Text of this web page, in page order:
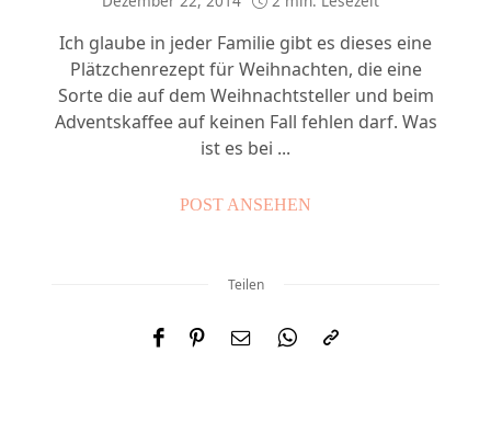
Ich glaube in jeder Familie gibt es dieses eine
Plätzchenrezept für Weihnachten, die eine
Sorte die auf dem Weihnachtsteller und beim
Adventskaffee auf keinen Fall fehlen darf. Was
ist es bei ...
POST ANSEHEN
Teilen